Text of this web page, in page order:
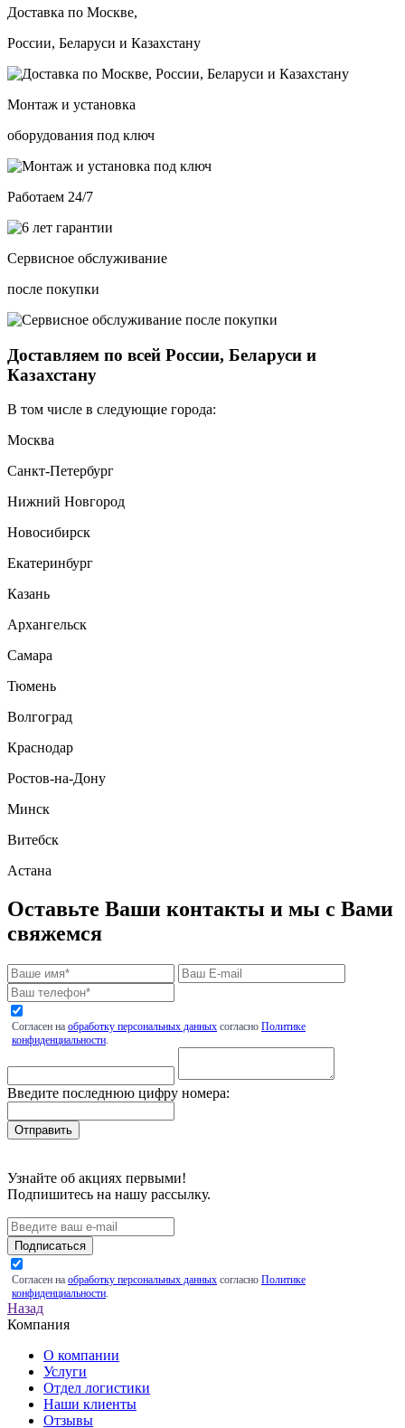
Доставка по Москве,
России, Беларуси и Казахстану
Монтаж и установка
оборудования под ключ
Работаем 24/7
Сервисное обслуживание
после покупки
Доставляем по всей России, Беларуси и
Казахстану
В том числе в следующие города:
Москва
Санкт-Петербург
Нижний Новгород
Новосибирск
Екатеринбург
Казань
Архангельск
Самара
Тюмень
Волгоград
Краснодар
Ростов-на-Дону
Минск
Витебск
Астана
Оставьте Ваши контакты и мы с Вами
свяжемся
Согласен на обработку персональных данных согласно Политике
конфиденциальности.
Введите последнюю цифру номера:
Узнайте об акциях первыми!
Подпишитесь на нашу рассылку.
Подписаться
Согласен на обработку персональных данных согласно Политике
конфиденциальности.
Назад
Компания
О компании
Услуги
Отдел логистики
Наши клиенты
Отзывы